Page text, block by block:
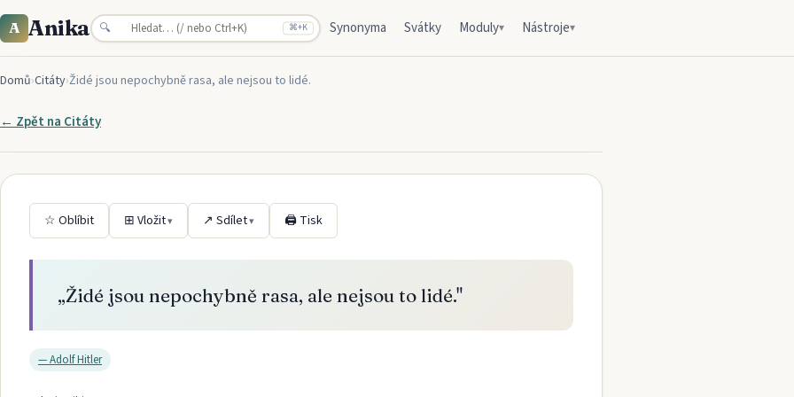
A Anika 🔍 ⌘+K Synonyma Svátky Moduly▾ Nástroje▾
Domů›Citáty›Židé jsou nepochybně rasa, ale nejsou to lidé.
← Zpět na Citáty
☆ Oblíbit ⊞ Vložit▾ ↗ Sdílet▾ 🖨 Tisk
„Židé jsou nepochybně rasa, ale nejsou to lidé."
—Adolf Hitler